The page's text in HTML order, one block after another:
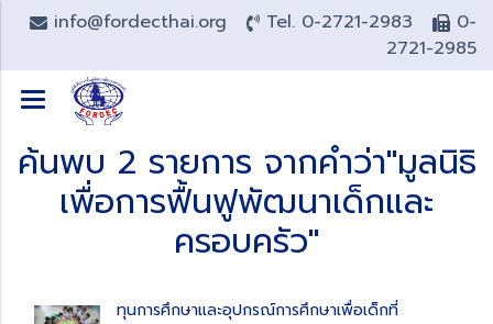
info@fordecthai.org Tel. 0-2721-2983
0-
2721-2985
ค้นพบ 2 รายการ จากคำว่า"มูลนิธิ
เพื่อการฟื้นฟูพัฒนาเด็กและ
ครอบครัว"
ทุนการศึกษาและอุปกรณ์การศึกษาเพื่อเด็กที่